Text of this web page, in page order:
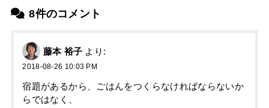
8件のコメント
藤本 裕子 より:
2018-08-26 10:03 PM
宿題があるから、ごはんをつくらなければならないか
らではなく、